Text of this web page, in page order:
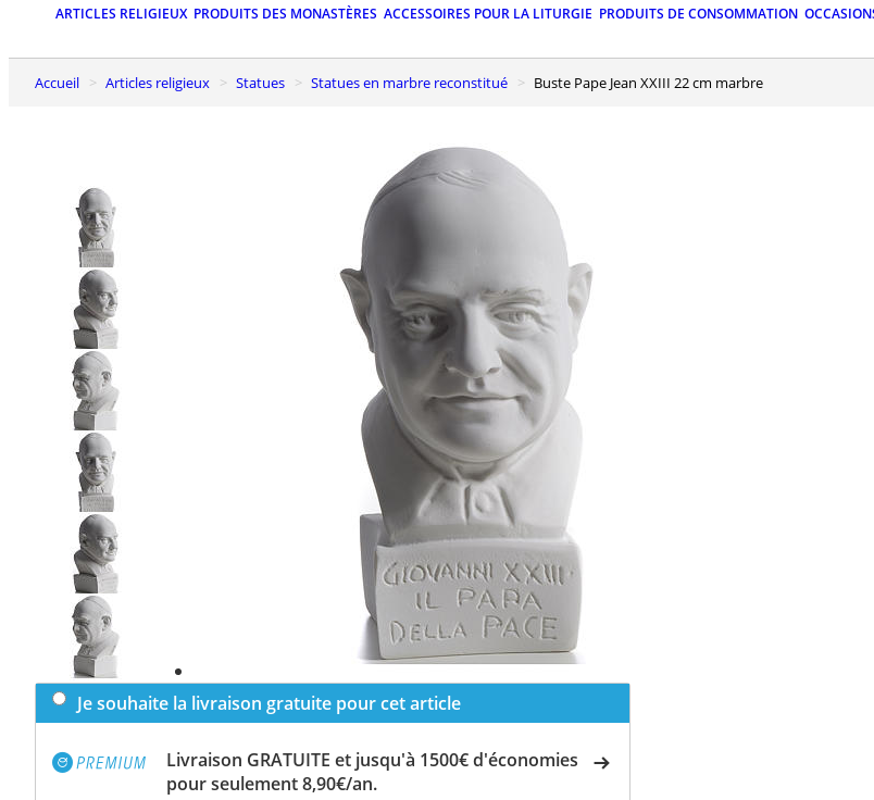
ARTICLES RELIGIEUX PRODUITS DES MONASTÈRES ACCESSOIRES POUR LA LITURGIE PRODUITS DE CONSOMMATION
Accueil Articles religieux Statues Statues en marbre reconstitué Buste Pape Jean XXIII 22 cm marbre
Previous
slide
Next
slide
Je souhaite la livraison gratuite pour cet article
Livraison GRATUITE et jusqu'à 1500€ d'économies
pour seulement 8,90€/an.